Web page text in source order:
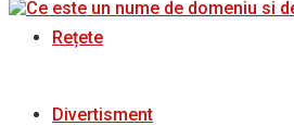
Rețete
Divertisment